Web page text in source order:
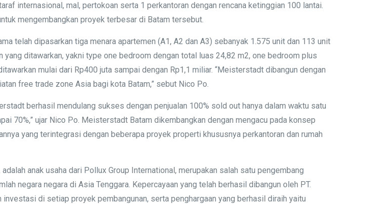
internasional, mal, pertokoan serta 1 perkantoran dengan rencana ketinggian 100 lantai.
mengembangkan proyek terbesar di Batam tersebut.
telah dipasarkan tiga menara apartemen (A1, A2 dan A3) sebanyak 1.575 unit dan 113 unit
ditawarkan, yakni type one bedroom dengan total luas 24,82 m2, one bedroom plus
mulai dari Rp400 juta sampai dengan Rp1,1 miliar. “Meisterstadt dibangun dengan
free trade zone Asia bagi kota Batam,” sebut Nico Po.
berhasil mendulang sukses dengan penjualan 100% sold out hanya dalam waktu satu
70%,” ujar Nico Po. Meisterstadt Batam dikembangkan dengan mengacu pada konsep
yang terintegrasi dengan beberapa proyek properti khususnya perkantoran dan rumah
anak usaha dari Pollux Group International, merupakan salah satu pengembang
negara negara di Asia Tenggara. Kepercayaan yang telah berhasil dibangun oleh PT.
di setiap proyek pembangunan, serta penghargaan yang berhasil diraih yaitu